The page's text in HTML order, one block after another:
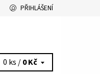
PŘIHLÁŠENÍ
0 ks /0 Kč